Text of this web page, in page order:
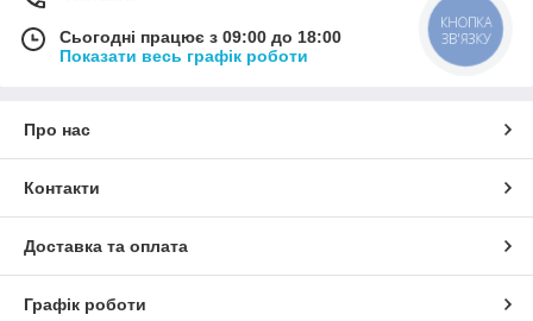
Сьогодні працює з 09:00 до 18:00
Показати весь графік роботи
Про нас
Контакти
Доставка та оплата
Графік роботи
КНОПКА
ЗВ'ЯЗКУ